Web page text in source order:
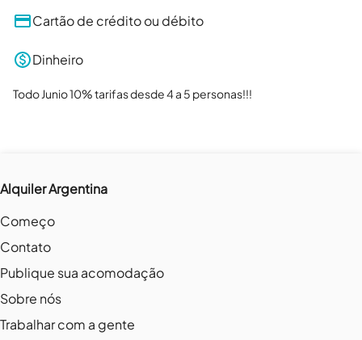
Cartão de crédito ou débito
Dinheiro
Todo Junio 10% tarifas desde 4 a 5 personas!!!
Alquiler Argentina
Começo
Contato
Publique sua acomodação
Sobre nós
Trabalhar com a gente